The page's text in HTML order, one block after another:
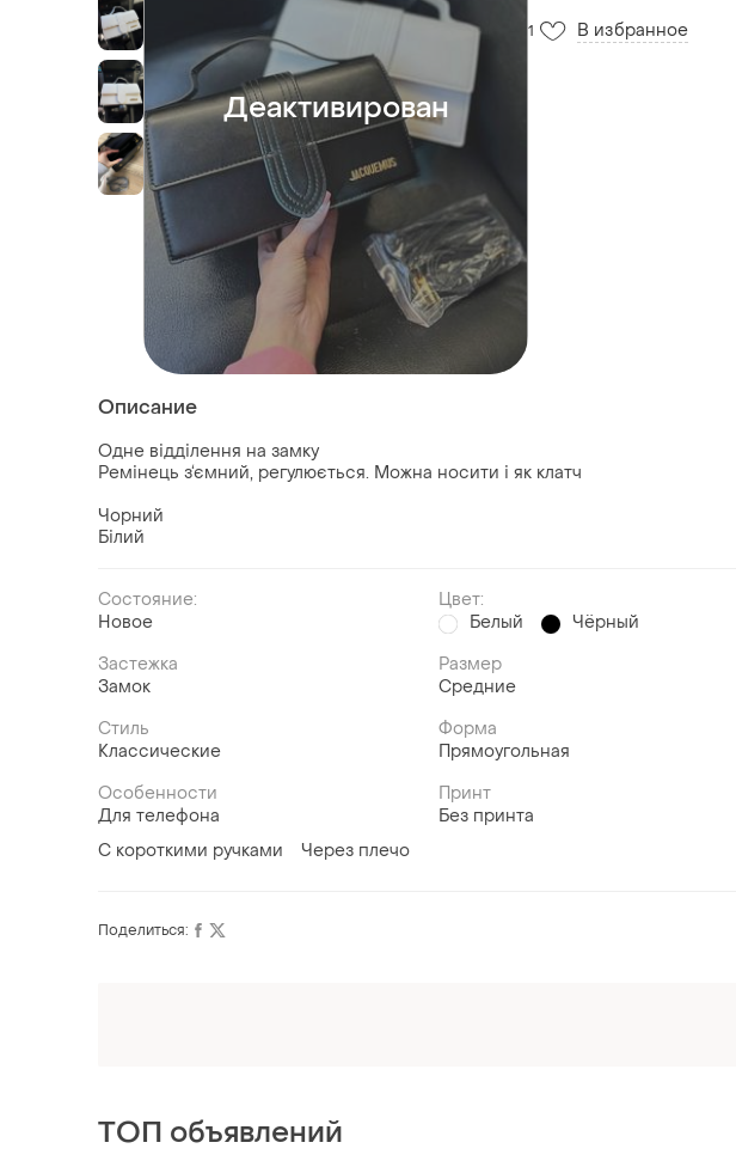
Деактивирован
1 В избранное
Описание
Одне відділення на замку
Ремінець з‘ємний, регулюється. Можна носити і як клатч
Чорний
Білий
Состояние:
Новое
Цвет:
Белый
Чёрный
Застежка
Замок
Размер
Средние
Стиль
Классические
Форма
Прямоугольная
Особенности
Для телефона
С короткими ручками
Через плечо
Принт
Без принта
Поделиться:
ТОП объявлений